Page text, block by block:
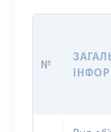
№